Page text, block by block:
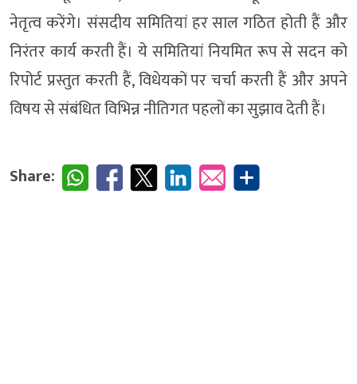
नेतृत्व करेंगे। संसदीय समितियां हर साल गठित होती हैं और
निरंतर कार्य करती हैं। ये समितियां नियमित रूप से सदन को
रिपोर्ट प्रस्तुत करती हैं, विधेयकों पर चर्चा करती हैं और अपने
विषय से संबंधित विभिन्न नीतिगत पहलों का सुझाव देती हैं।
Share: